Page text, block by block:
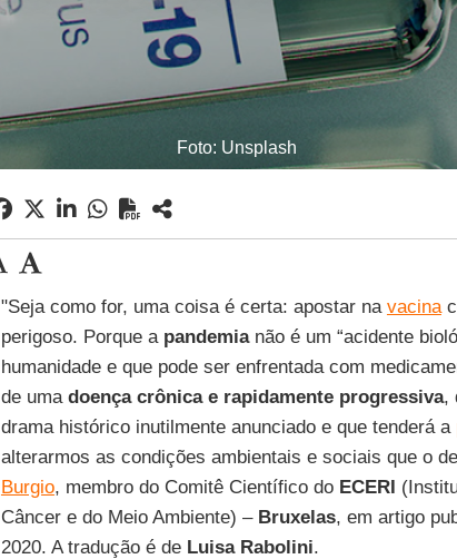
Foto: Unsplash
"Seja como for, uma coisa é certa: apostar na vacina
perigoso. Porque a pandemianão é um “acidente
humanidade e que pode ser enfrentada com
de uma doença crônica e rapidamente progressiva,
drama histórico inutilmente anunciado e que tenderá a
alterarmos as condições ambientais e sociais que o
Burgio, membro do Comitê Científico do ECERI
Câncer e do Meio Ambiente) – Bruxelas, em artigo
2020. A tradução é de Luisa Rabolini.